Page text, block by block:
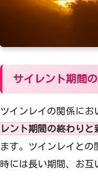
サイレント期間
ツインレイの関係にお
レント期間の終わり
ます。ツインレイとの
時には長い期間、お互